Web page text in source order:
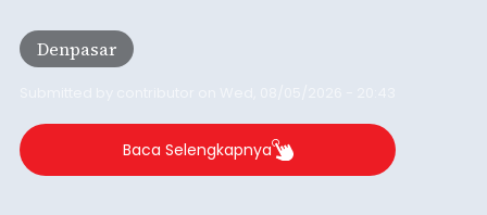
Kondisi ini terutama dialami oleh peserta
segmen Pekerja Bukan Penerima Upah (PBPU)
yang memiliki penghasilan tidak tetap.
Denpasar
Baca Selengkapnya